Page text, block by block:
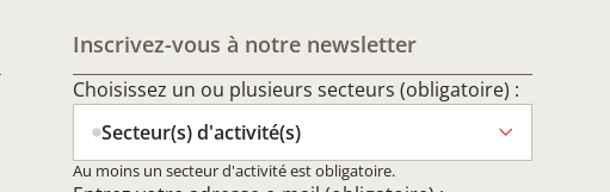
Inscrivez-vous à notre newsletter
Choisissez un ou plusieurs secteurs (obligatoire) :
Secteur(s) d'activité(s)
Au moins un secteur d'activité est obligatoire.